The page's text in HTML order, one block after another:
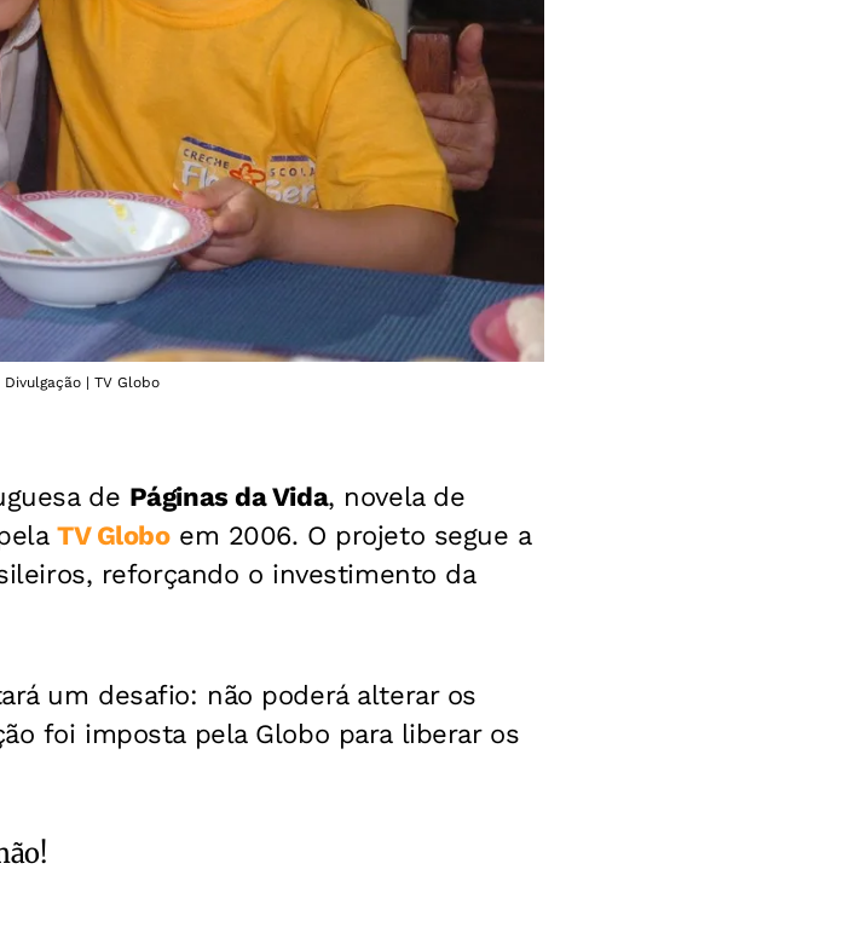
| TV Globo
de Páginas da Vida, novela de
TV Globoem 2006. O projeto segue a
reforçando o investimento da
um desafio: não poderá alterar os
foi imposta pela Globo para liberar os